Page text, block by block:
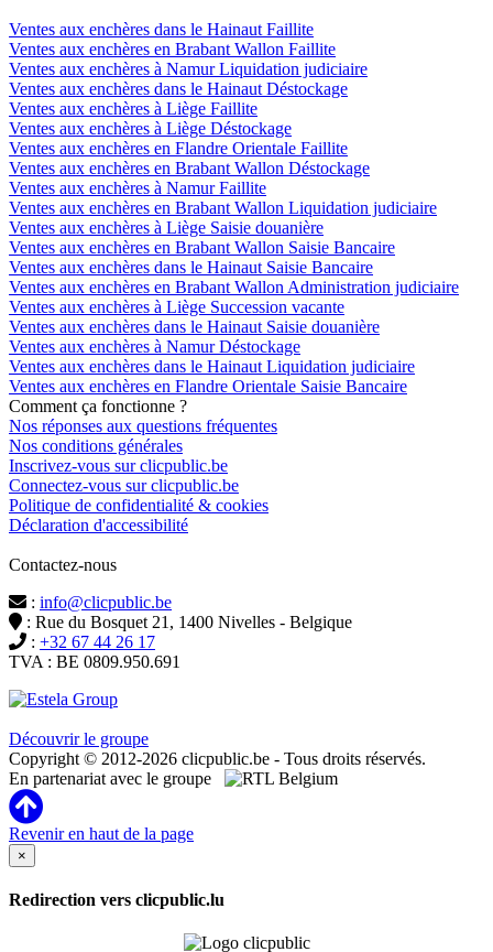
Ventes aux enchères dans le Hainaut Faillite
Ventes aux enchères en Brabant Wallon Faillite
Ventes aux enchères à Namur Liquidation judiciaire
Ventes aux enchères dans le Hainaut Déstockage
Ventes aux enchères à Liège Faillite
Ventes aux enchères à Liège Déstockage
Ventes aux enchères en Flandre Orientale Faillite
Ventes aux enchères en Brabant Wallon Déstockage
Ventes aux enchères à Namur Faillite
Ventes aux enchères en Brabant Wallon Liquidation judiciaire
Ventes aux enchères à Liège Saisie douanière
Ventes aux enchères en Brabant Wallon Saisie Bancaire
Ventes aux enchères dans le Hainaut Saisie Bancaire
Ventes aux enchères en Brabant Wallon Administration judiciaire
Ventes aux enchères à Liège Succession vacante
Ventes aux enchères dans le Hainaut Saisie douanière
Ventes aux enchères à Namur Déstockage
Ventes aux enchères dans le Hainaut Liquidation judiciaire
Ventes aux enchères en Flandre Orientale Saisie Bancaire
Comment ça fonctionne ?
Nos réponses aux questions fréquentes
Nos conditions générales
Inscrivez-vous sur clicpublic.be
Connectez-vous sur clicpublic.be
Politique de confidentialité & cookies
Déclaration d'accessibilité
Contactez-nous
: info@clicpublic.be
: Rue du Bosquet 21, 1400 Nivelles - Belgique
: +32 67 44 26 17
TVA : BE 0809.950.691
Découvrir le groupe
Copyright © 2012-2026 clicpublic.be - Tous droits réservés.
En partenariat avec le groupe
Revenir en haut de la page
×
Redirection vers clicpublic.lu